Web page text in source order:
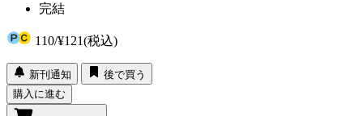
完結
110/¥121(税込)
新刊通知
後で買う
購入に進む